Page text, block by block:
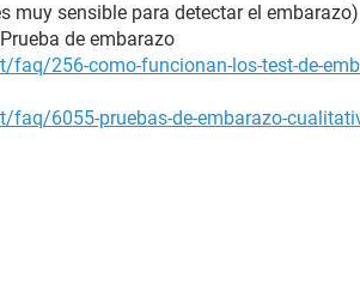
muy sensible para detectar el
de embarazo
faq/256-como-funcionan-los-test-de-
faq/6055-pruebas-de-embarazo-